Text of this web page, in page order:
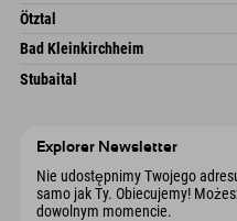
AustriaFreizeitpark 10
4573 Hinterstoder
Austria
Ötztal
Gscheat 14
Austria
Bad Kleinkirchheim
Dorfstraße 24
9546 Bad Kleinkirchheim
Stubaital
Explorer Newsletter
Nie udostępnimy Twojego
samo jak Ty. Obiecujemy!
dowolnym momencie.